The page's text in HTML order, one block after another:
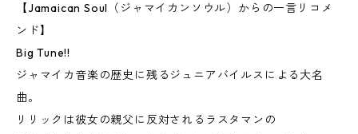
【Jamaican Soul（ジャマイカンソウル）からの一言リコメ
ンド】
Big Tune!!
ジャマイカ音楽の歴史に残るジュニアバイルスによる大名
曲。
リリックは彼女の親父に反対されるラスタマンの